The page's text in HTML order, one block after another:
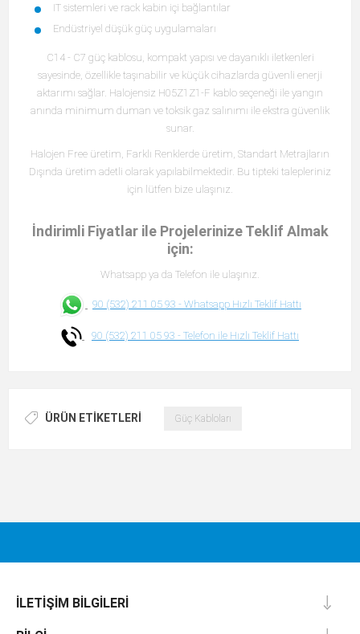
IT sistemleri ve rack kabin içi bağlantılar
Endüstriyel düşük güç uygulamaları
C14 - C7 güç kablosu, kompakt yapısı ve dayanıklı iletkenleri
sayesinde, özellikle taşınabilir ve küçük cihazlarda güvenli enerji
aktarımı sağlar. Halojensiz H05Z1Z1-F kablo seçeneği ile yangın
anında minimum duman ve toksik gaz salınımı ile ekstra güvenlik
sunar.
Halojen Free üretim, Farklı Renklerde üretim, Standart Metrajların
Dışında üretim adetli olarak yapılabilmektedir. Bu tipteki talepleriniz
için lütfen bize ulaşınız.
İndirimli Fiyatlar ile Projelerinize Teklif Almak
için:
Whatsapp ya da Telefon ile ulaşınız.
90 (532) 211 05 93 - Whatsapp Hızlı Teklif Hattı
90 (532) 211 05 93 - Telefon ile Hızlı Teklif Hattı
ÜRÜN ETIKETLERI Güç Kabloları
İLETIŞIM BILGILERI